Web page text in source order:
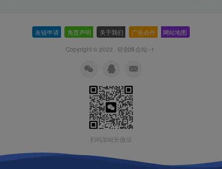
友链申请 免责声明 关于我们 广告合作 网站地图
Copyright © 2022 · 轻创终点站--1
扫码加站长微信